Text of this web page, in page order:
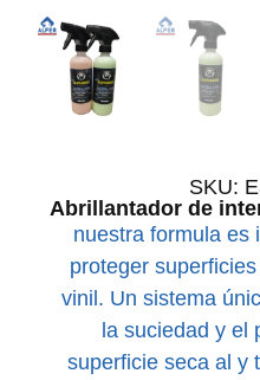
SKU:
Abrillantador de
nuestra formula es
proteger
vinil. Un sistema
la suciedad y el
superficie seca al y